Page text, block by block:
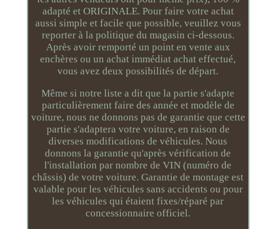
adapté et ORIGINALE. Pour faire votre achat
aussi simple et facile que possible, veuillez vous
reporter à la politique du magasin ci-dessous.
Après avoir remporté un point en vente aux
enchères ou un achat immédiat achat effectué,
vous avez deux possibilités de départ.
Même si notre liste a dit que la partie s'adapte
particulièrement faire des année et modèle de
voiture, nous ne donnons pas de garantie que cette
partie s'adaptera votre voiture, en raison de
diverses modifications de véhicules. Nous
donnons la garantie qu'après vérification de
l'installation par nombre de VIN (numéro de
châssis) de votre voiture. Garantie de montage est
valable pour les véhicules sans accidents ou pour
les véhicules qui étaient fixes/réparé par
concessionnaire officiel.